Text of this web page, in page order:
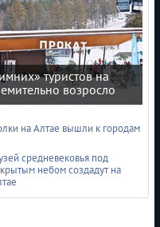
туристов на
возросло
на Алтае вышли к городам
средневековья под
небом создадут на